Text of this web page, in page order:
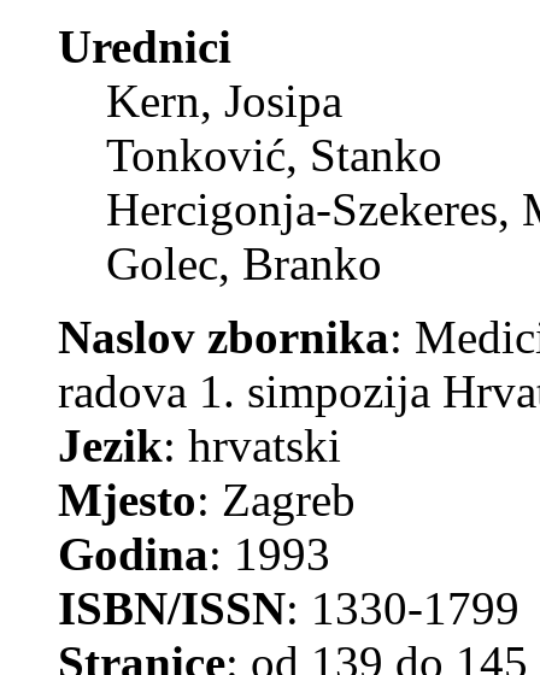
Urednici
Kern, Josipa
Tonković, Stanko
Hercigonja-Szekeres,
Golec, Branko
Naslov zbornika:
radova 1. simpozija
Jezik: hrvatski
Mjesto: Zagreb
Godina: 1993
ISBN/ISSN: 1330-1799
Stranice: od 139 do 145